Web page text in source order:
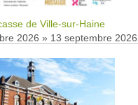
de Ville-sur-Haine
2026 » 13 septembre 2026